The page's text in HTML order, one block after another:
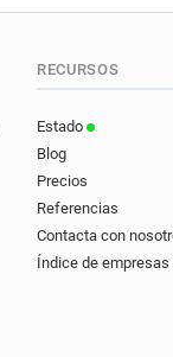
RECURSOS
Estado
Blog
Precios
Referencias
Contacta con
Índice de empresas